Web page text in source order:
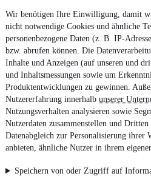
Wir benötigen Ihre Einwilligung, damit
nicht notwendige Cookies und ähnliche
personenbezogene Daten (z. B. IP-
bzw. abrufen können. Die
Inhalte und Anzeigen (auf unseren und
und Inhaltsmessungen sowie um
Produktentwicklungen zu gewinnen.
Nutzererfahrung innerhalb unserer
Nutzungsverhalten analysieren sowie
Nutzerdaten zusammenstellen und Dritten
Datenabgleich zur Personalisierung ihrer
anbieten, ähnliche Nutzer in ihrem
Speichern von oder Zugriff auf